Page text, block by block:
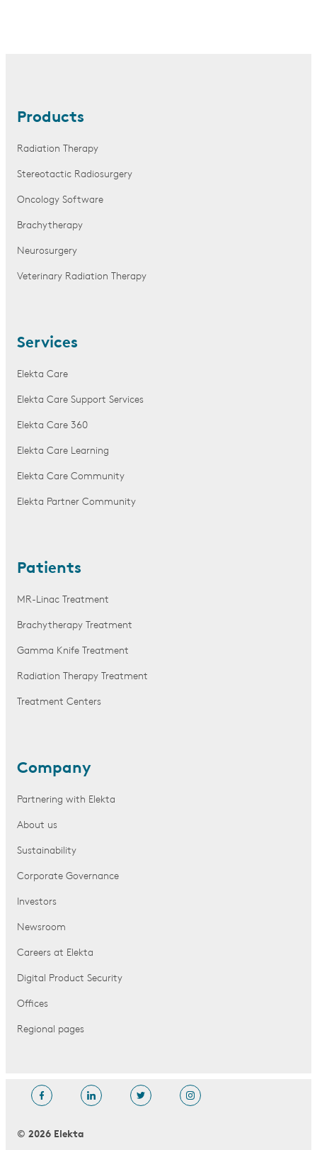
Products
Radiation Therapy
Stereotactic Radiosurgery
Oncology Software
Brachytherapy
Neurosurgery
Veterinary Radiation Therapy
Services
Elekta Care
Elekta Care Support Services
Elekta Care 360
Elekta Care Learning
Elekta Care Community
Elekta Partner Community
Patients
MR-Linac Treatment
Brachytherapy Treatment
Gamma Knife Treatment
Radiation Therapy Treatment
Treatment Centers
Company
Partnering with Elekta
About us
Sustainability
Corporate Governance
Investors
Newsroom
Careers at Elekta
Digital Product Security
Offices
Regional pages
© 2026 Elekta